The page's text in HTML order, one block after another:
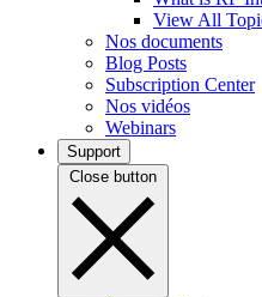
View All
Nos documents
Blog Posts
Subscription Center
Nos vidéos
Webinars
Support
Close button